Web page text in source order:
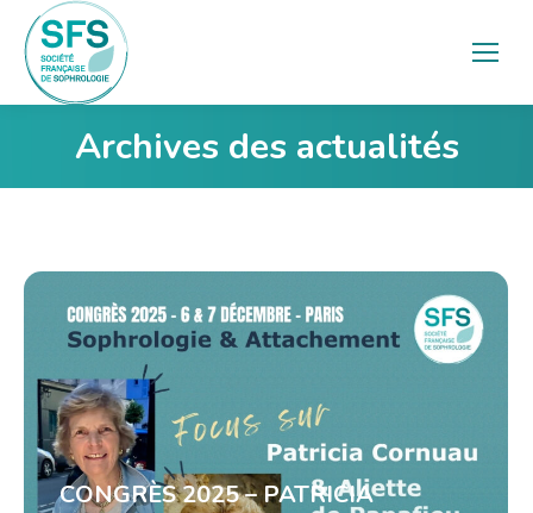
Archives des actualités
Vous êtes ici :
CONGRÈS 2025 – PATRICIA